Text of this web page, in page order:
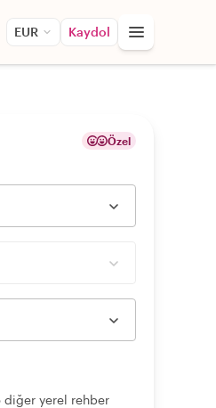
EUR Kaydol
Özel
diğer yerel rehber